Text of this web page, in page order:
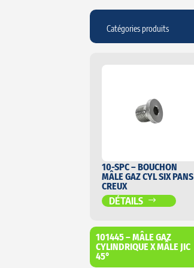
10-SPC – BOUCHON
MÂLE GAZ CYL SIX PANS
CREUX
DÉTAILS
101445 – MÂLE GAZ
CYLINDRIQUE X MÂLE JIC
45°